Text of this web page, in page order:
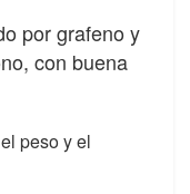
por grafeno y
con buena
peso y el